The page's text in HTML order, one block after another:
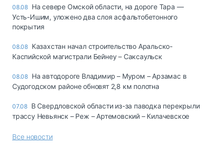
08.08 На севере Омской области, на дороге Тара —
Усть-Ишим, уложено два слоя асфальтобетонного
покрытия
08.08 Казахстан начал строительство Аральско-
Каспийской магистрали Бейнеу – Саксаульск
08.08 На автодороге Владимир – Муром – Арзамас в
Судогодском районе обновят 2,8 км полотна
07.08 В Свердловской области из-за паводка перекрыли
трассу Невьянск – Реж – Артемовский – Килачевское
Все новости